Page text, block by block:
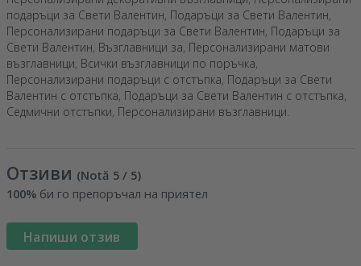
подаръци за Свети Валентин, Подаръци за Свети Валентин,
Персонализирани подаръци за Свети Валентин, Подаръци за
Свети Валентин, Възглавници за, Персонализирани матови
възглавници, Всички възглавници по поръчка,
Персонализирани подаръци с отстъпка, Подаръци за Свети
Валентин с отстъпка, Подаръци за Свети Валентин с отстъпка,
Седмични отстъпки, Персонализирани възглавници.
Отзиви (Notă 5 / 5)
100% би го препоръчал на приятел
Напиши отзив